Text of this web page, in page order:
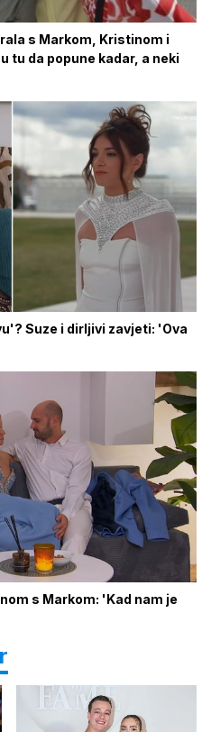
s Markom, Kristinom i
tu da popune kadar, a neki
Suze i dirljivi zavjeti: 'Ova
s Markom: 'Kad nam je